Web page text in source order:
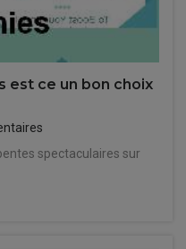
est ce un bon choix
spectaculaires sur